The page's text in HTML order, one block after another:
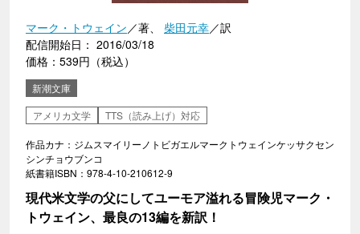
マーク・トウェイン／著、 柴田元幸／訳
配信開始日： 2016/03/18
価格：539円（税込）
新潮文庫
アメリカ文学
TTS（読み上げ）対応
作品カナ：ジムスマイリーノトビガエルマークトウェインケッサクセン
シンチョウブンコ
紙書籍ISBN：978-4-10-210612-9
現代米文学の父にしてユーモア溢れる冒険児マーク・
トウェイン、最良の13編を新訳！